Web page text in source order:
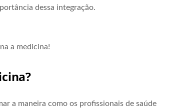
dessa integração.
a medicina!
a maneira como os profissionais de saúde